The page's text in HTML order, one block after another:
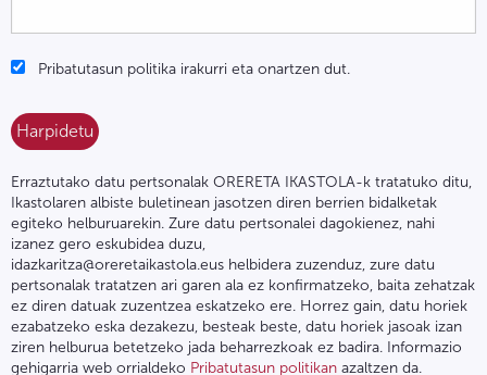
Pribatutasun politika irakurri eta onartzen dut.
Erraztutako datu pertsonalak ORERETA IKASTOLA-k tratatuko ditu,
Ikastolaren albiste buletinean jasotzen diren berrien bidalketak
egiteko helburuarekin. Zure datu pertsonalei dagokienez, nahi
izanez gero eskubidea duzu,
idazkaritza@oreretaikastola.eus helbidera zuzenduz, zure datu
pertsonalak tratatzen ari garen ala ez konfirmatzeko, baita zehatzak
ez diren datuak zuzentzea eskatzeko ere. Horrez gain, datu horiek
ezabatzeko eska dezakezu, besteak beste, datu horiek jasoak izan
ziren helburua betetzeko jada beharrezkoak ez badira. Informazio
gehigarria web orrialdeko Pribatutasun politikan azaltzen da.